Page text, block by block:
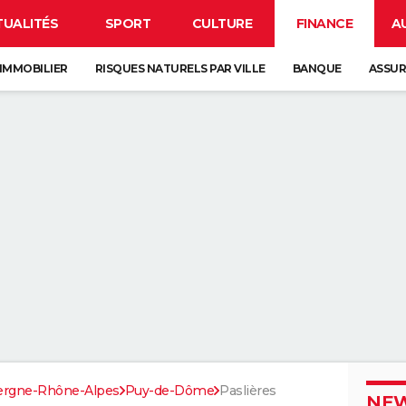
SPORT CULTURE FINANCE
RISQUES NATURELS PAR VILLE BANQUE
Rhône-Alpes Puy-de-Dôme Paslières